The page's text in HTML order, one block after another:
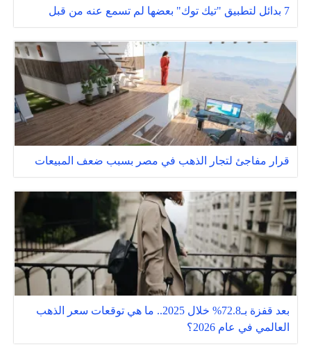
7 بدائل لتطبيق "تيك توك" بعضها لم تسمع عنه من قبل
قرار مفاجئ لتجار الذهب في مصر بسبب ضعف المبيعات
بعد قفزة بـ72.8% خلال 2025.. ما هي توقعات سعر الذهب
العالمي في عام 2026؟